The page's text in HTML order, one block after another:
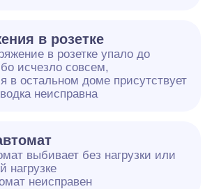
в розетке
в розетке упало до
исчезло совсем,
в остальном доме присутствует
неисправна
выбивает без нагрузки или
нагрузке
неисправен